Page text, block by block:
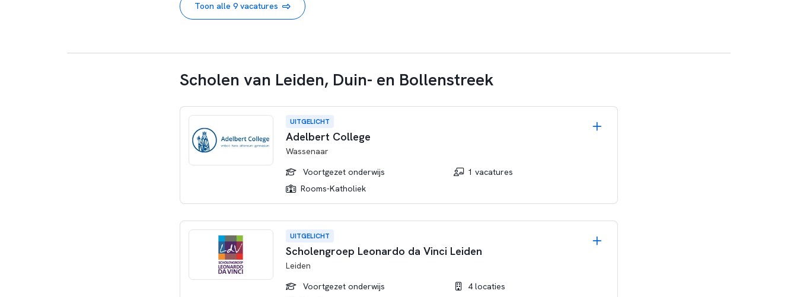
Toon alle 9 vacatures
Scholen van Leiden, Duin- en Bollenstreek
UITGELICHT
Adelbert College
Wassenaar
Voortgezet onderwijs
1 vacatures
Rooms-Katholiek
UITGELICHT
Scholengroep Leonardo da Vinci Leiden
Leiden
Voortgezet onderwijs
4 locaties